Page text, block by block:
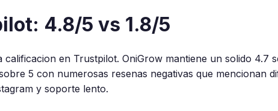
4.8/5 vs 1.8/5
en Trustpilot. OniGrow mantiene un solido 4.7
5 con numerosas resenas negativas que mencionan
y soporte lento.